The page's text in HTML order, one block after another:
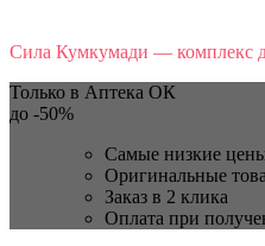
Сила Кумкумади — комплекс
Только в Аптека ОК
до -50%
Самые низкие
Оригинальные
Заказ в 2 клика
Оплата при